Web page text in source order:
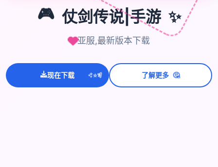
🎮 仗剑传说|手游 ✨
亚服,最新版本下载
现在下载 ✨⭐💫 了解更多 🤔